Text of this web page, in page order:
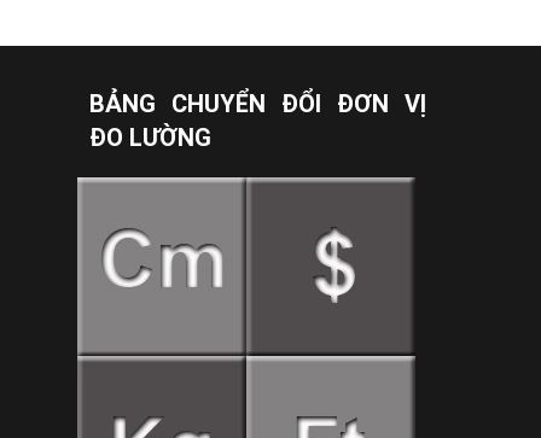
BẢNG CHUYỂN ĐỔI ĐƠN VỊ
ĐO LƯỜNG